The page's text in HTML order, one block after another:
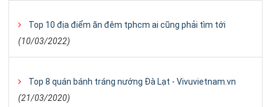
Top 10 địa điểm ăn đêm tphcm ai cũng phải tìm tới
(10/03/2022)
Top 8 quán bánh tráng nướng Đà Lạt - Vivuvietnam.vn
(21/03/2020)